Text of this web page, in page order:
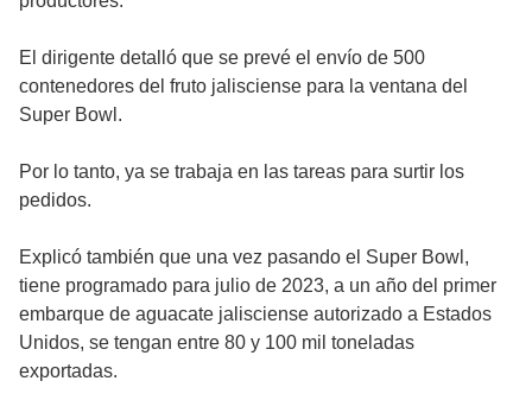
El dirigente detalló que se prevé el envío de 500
contenedores del fruto jalisciense para la ventana del
Super Bowl.
Por lo tanto, ya se trabaja en las tareas para surtir los
pedidos.
Explicó también que una vez pasando el Super Bowl,
tiene programado para julio de 2023, a un año del primer
embarque de aguacate jalisciense autorizado a Estados
Unidos, se tengan entre 80 y 100 mil toneladas
exportadas.